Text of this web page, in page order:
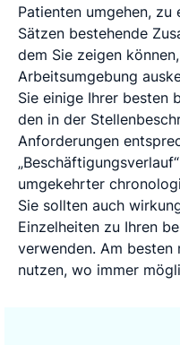
Patienten umgehen, zu
Sätzen bestehende
dem Sie zeigen
Arbeitsumgebung
Sie einige Ihrer besten
den in der
Anforderungen
umgekehrter
Sie sollten auch
Einzelheiten zu Ihren
verwenden. Am besten
nutzen, wo immer